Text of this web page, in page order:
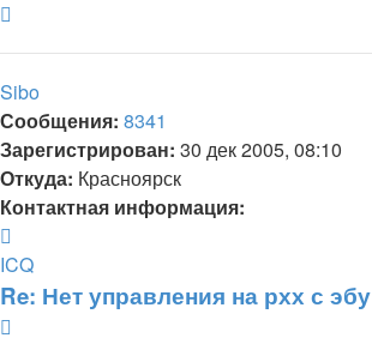
Sibo
Сообщения: 8341
Зарегистрирован: 30 дек 2005, 08:10
Откуда: Красноярск
Контактная информация:
информация
пользователя
ICQ
Re: Нет управления на рхх с эбу